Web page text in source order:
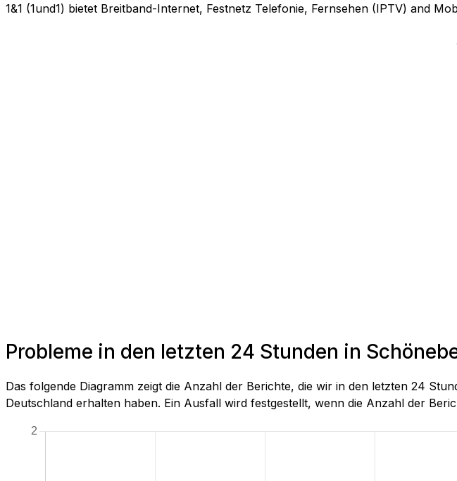
1&1 (1und1) bietet Breitband-Internet, Festnetz Telefonie, Fernsehen (IPTV) and
Probleme in den letzten 24 Stunden in
Das folgende Diagramm zeigt die Anzahl der Berichte, die wir in den letzten 24
Deutschland erhalten haben. Ein Ausfall wird festgestellt, wenn die Anzahl der